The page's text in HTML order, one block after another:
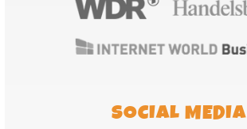
SOCIAL MEDIA